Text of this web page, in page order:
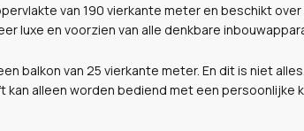
van 190 vierkante meter en beschikt
luxe en voorzien van alle denkbare
balkon van 25 vierkante meter. En dit is niet
kan alleen worden bediend met een persoonlijke